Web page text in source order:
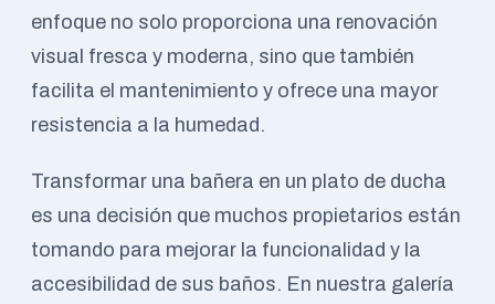
enfoque no solo proporciona una renovación
visual fresca y moderna, sino que también
facilita el mantenimiento y ofrece una mayor
resistencia a la humedad.
Transformar una bañera en un plato de ducha
es una decisión que muchos propietarios están
tomando para mejorar la funcionalidad y la
accesibilidad de sus baños. En nuestra galería